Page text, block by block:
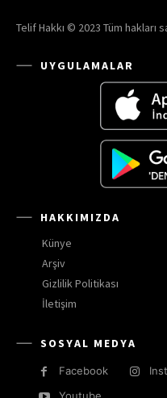
Telif Hakkı © 2023 Tüm hakları
UYGULAMALAR
HAKKIMIZDA
Künye
Arşiv
Gizlilik Politikası
İletişim
SOSYAL MEDYA
Facebook